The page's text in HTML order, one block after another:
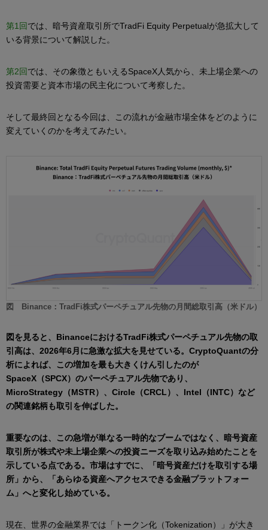
第1回では、暗号資産取引所でTradFi Equity Perpetualが急拡大して
いる背景について解説した。
第2回では、その象徴ともいえるSpaceX人気から、未上場企業への
投資需要と資本市場の民主化について考察した。
そして最終回となる今回は、この流れが金融市場全体をどのように
変えていくのかを考えてみたい。
図 Binance：TradFi株式パーペチュアル先物の月間総取引高（米ドル）
図を見ると、BinanceにおけるTradFi株式パーペチュアル先物の取
引高は、2026年6月に急激な拡大を見せている。CryptoQuantの分
析によれば、この増加を最も大きくけん引したのが
SpaceX（SPCX）のパーペチュアル先物であり、
MicroStrategy（MSTR）、Circle（CRCL）、Intel（INTC）など
の関連銘柄も取引を伸ばした。
重要なのは、この急増が単なる一時的なブームではなく、暗号資産
取引所が株式や未上場企業への投資ニーズを取り込み始めたことを
示している点である。市場はすでに、「暗号資産だけを取引する場
所」から、「あらゆる資産へアクセスできる金融プラットフォー
ム」へと変化し始めている。
現在、世界の金融業界では「トークン化（Tokenization）」が大き